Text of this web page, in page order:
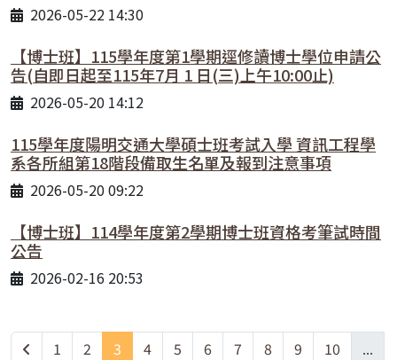
2026-05-22 14:30
【博士班】115學年度第1學期逕修讀博士學位申請公
告(自即日起至115年7月 1 日(三)上午10:00止)
2026-05-20 14:12
115學年度陽明交通大學碩士班考試入學 資訊工程學
系各所組第18階段備取生名單及報到注意事項
2026-05-20 09:22
【博士班】114學年度第2學期博士班資格考筆試時間
公告
2026-02-16 20:53
1 2 3 4 5 6 7 8 9 10
...